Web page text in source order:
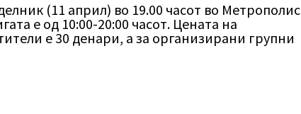
(11 април) во 19.00 часот во Метрополис
е од 10:00-20:00 часот. Цената на
е 30 денари, а за организирани групни